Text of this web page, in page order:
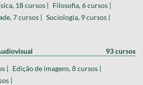
18 cursos | Filosofia, 6 cursos |
7 cursos | Sociologia, 9 cursos |
93 cursos
| Edição de imagens, 8 cursos |
|